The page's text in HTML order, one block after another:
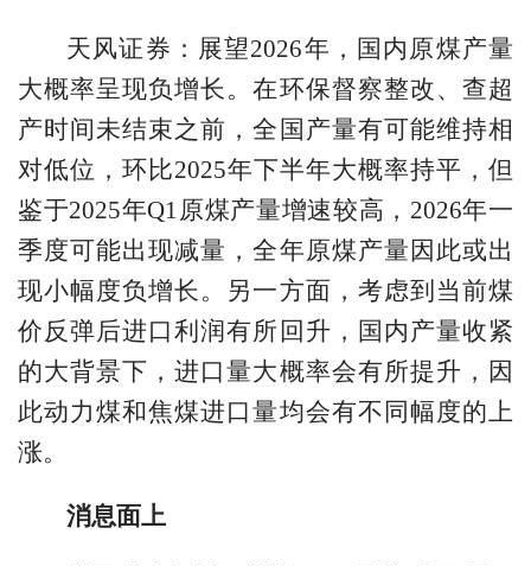
天风证券：展望2026年，国内原煤产量
大概率呈现负增长。在环保督察整改、查超
产时间未结束之前，全国产量有可能维持相
对低位，环比2025年下半年大概率持平，但
鉴于2025年Q1原煤产量增速较高，2026年一
季度可能出现减量，全年原煤产量因此或出
现小幅度负增长。另一方面，考虑到当前煤
价反弹后进口利润有所回升，国内产量收紧
的大背景下，进口量大概率会有所提升，因
此动力煤和焦煤进口量均会有不同幅度的上
涨。
消息面上